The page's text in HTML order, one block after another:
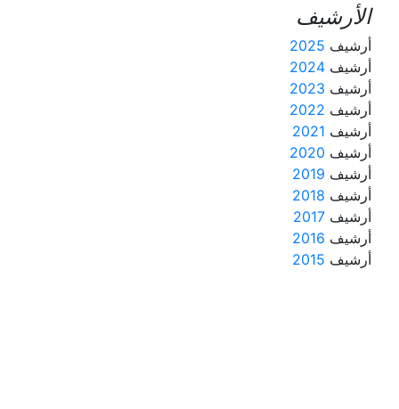
الأرشيف
أرشيف 2025
أرشيف 2024
أرشيف 2023
أرشيف 2022
أرشيف 2021
أرشيف 2020
أرشيف 2019
أرشيف 2018
أرشيف 2017
أرشيف 2016
أرشيف 2015